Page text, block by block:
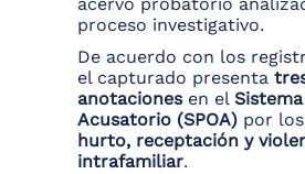
proceso investigativo.
De acuerdo con los
el capturado presenta
anotacionesen el
Acusatorio (SPOA) por
hurto, receptación y
intrafamiliar.